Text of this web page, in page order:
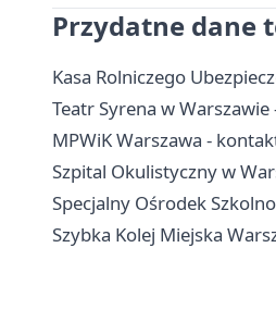
Przydatne dane
Kasa Rolniczego
Teatr Syrena w
MPWiK Warszawa -
Szpital Okulistyczny w
Specjalny Ośrodek
Szybka Kolej Miejska